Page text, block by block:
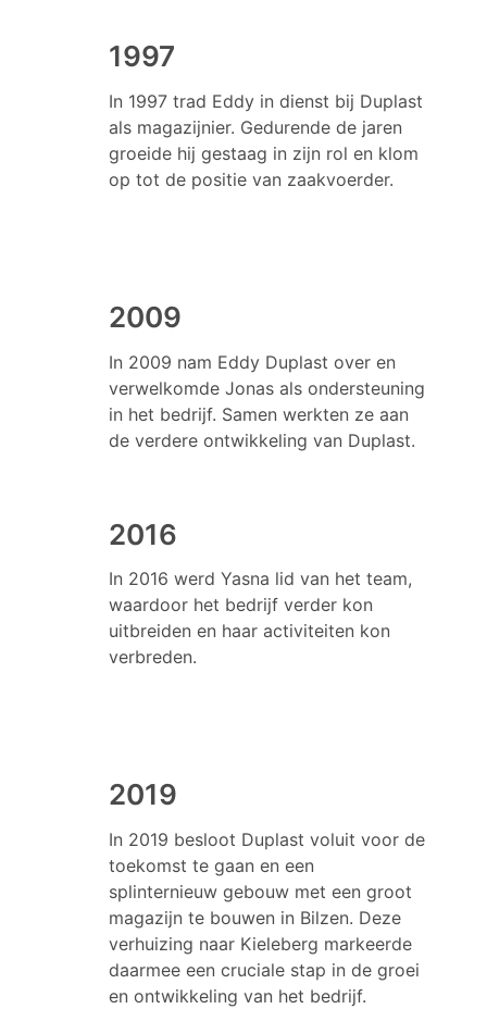
1997
In 1997 trad Eddy in dienst bij Duplast
als magazijnier. Gedurende de jaren
groeide hij gestaag in zijn rol en klom
op tot de positie van zaakvoerder.
2009
In 2009 nam Eddy Duplast over en
verwelkomde Jonas als ondersteuning
in het bedrijf. Samen werkten ze aan
de verdere ontwikkeling van Duplast.
2016
In 2016 werd Yasna lid van het team,
waardoor het bedrijf verder kon
uitbreiden en haar activiteiten kon
verbreden.
2019
In 2019 besloot Duplast voluit voor de
toekomst te gaan en een
splinternieuw gebouw met een groot
magazijn te bouwen in Bilzen. Deze
verhuizing naar Kieleberg markeerde
daarmee een cruciale stap in de groei
en ontwikkeling van het bedrijf.